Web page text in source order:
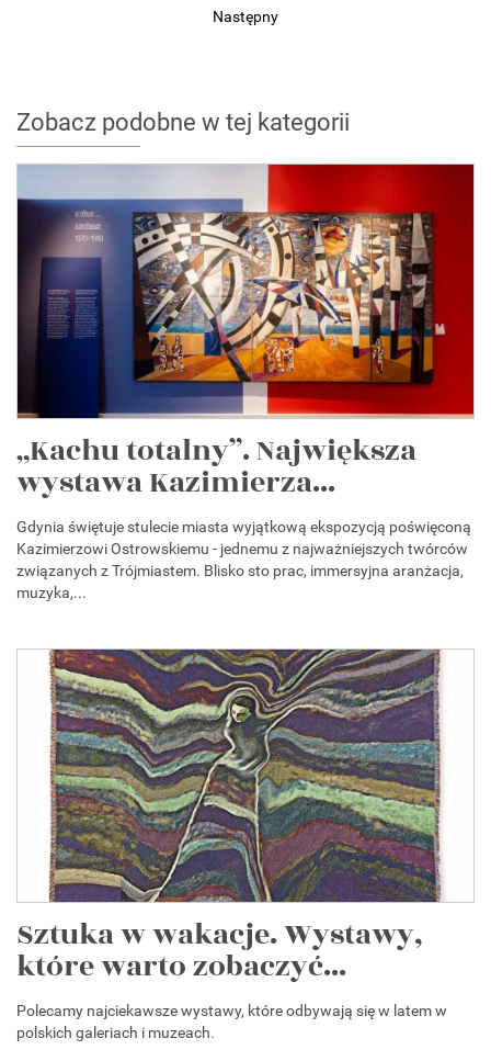
Następny
Zobacz podobne w tej kategorii
„Kachu totalny”. Największa
wystawa Kazimierza...
Gdynia świętuje stulecie miasta wyjątkową ekspozycją poświęconą
Kazimierzowi Ostrowskiemu - jednemu z najważniejszych twórców
związanych z Trójmiastem. Blisko sto prac, immersyjna aranżacja,
muzyka,...
Sztuka w wakacje. Wystawy,
które warto zobaczyć...
Polecamy najciekawsze wystawy, które odbywają się w latem w
polskich galeriach i muzeach.